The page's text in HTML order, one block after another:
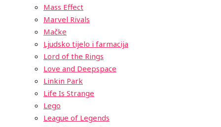
Mass Effect
Marvel Rivals
Mačke
Ljudsko tijelo i farmacija
Lord of the Rings
Love and Deepspace
Linkin Park
Life Is Strange
Lego
League of Legends